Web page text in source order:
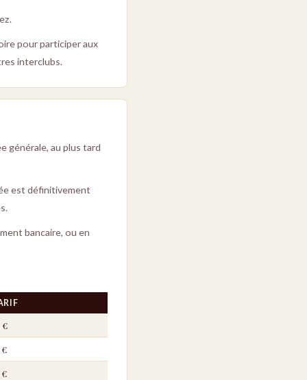
pour participer aux
interclubs.
générale, au plus tard
est définitivement
bancaire, ou en
€
€
€